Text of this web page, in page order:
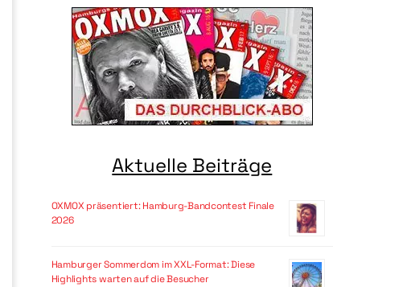
Aktuelle Beiträge
OXMOX präsentiert: Hamburg-Bandcontest Finale
2026
Hamburger Sommerdom im XXL-Format: Diese
Highlights warten auf die Besucher